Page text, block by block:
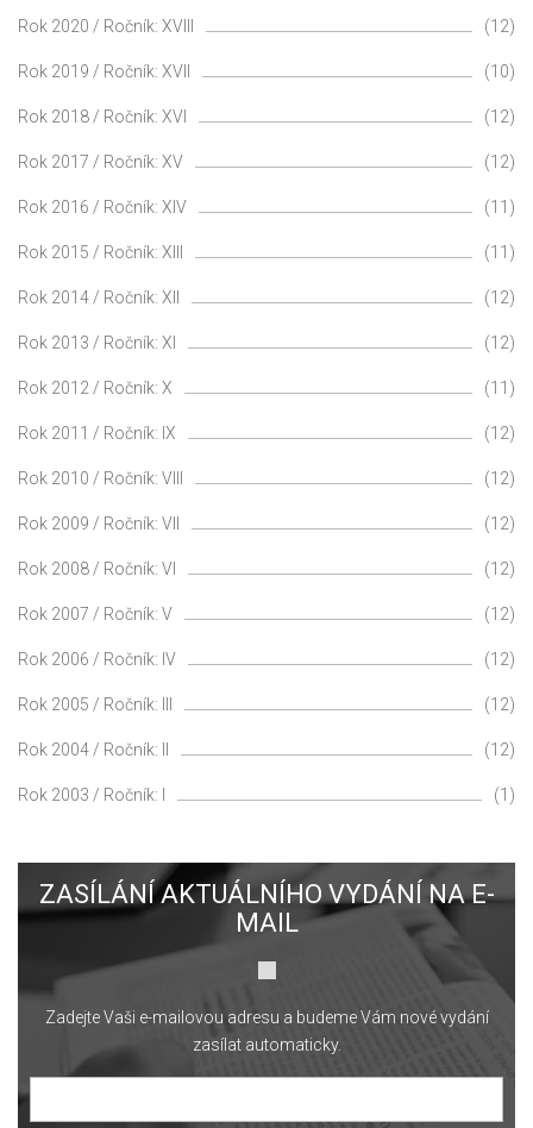
Rok 2020 / Ročník: XVIII (12)
Rok 2019 / Ročník: XVII (10)
Rok 2018 / Ročník: XVI (12)
Rok 2017 / Ročník: XV (12)
Rok 2016 / Ročník: XIV (11)
Rok 2015 / Ročník: XIII (11)
Rok 2014 / Ročník: XII (12)
Rok 2013 / Ročník: XI (12)
Rok 2012 / Ročník: X (11)
Rok 2011 / Ročník: IX (12)
Rok 2010 / Ročník: VIII (12)
Rok 2009 / Ročník: VII (12)
Rok 2008 / Ročník: VI (12)
Rok 2007 / Ročník: V (12)
Rok 2006 / Ročník: IV (12)
Rok 2005 / Ročník: III (12)
Rok 2004 / Ročník: II (12)
Rok 2003 / Ročník: I (1)
ZASÍLÁNÍ AKTUÁLNÍHO VYDÁNÍ NA E-
MAIL
Zadejte Vaši e-mailovou adresu a budeme Vám nové vydání
zasílat automaticky.